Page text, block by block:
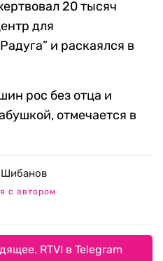
20 тысяч
для
и раскаялся в
рос без отца и
отмечается в
с автором
RTVI в Telegram